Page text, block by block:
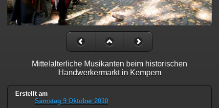
Mittelalterliche Musikanten beim historischen
Handwerkermarkt in Kempem
Erstellt am
Samstag 9 Oktober 2010